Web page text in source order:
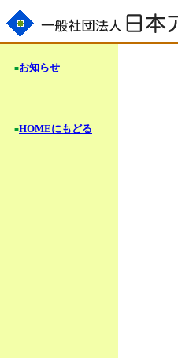
■お知らせ
■HOMEにもどる